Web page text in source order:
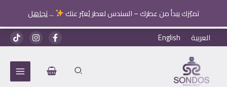
تميّزك يبدأ من عطرك – السندس لعطر يُعبّر عنك ...تجاهل
تخطي
إلى
العربية English